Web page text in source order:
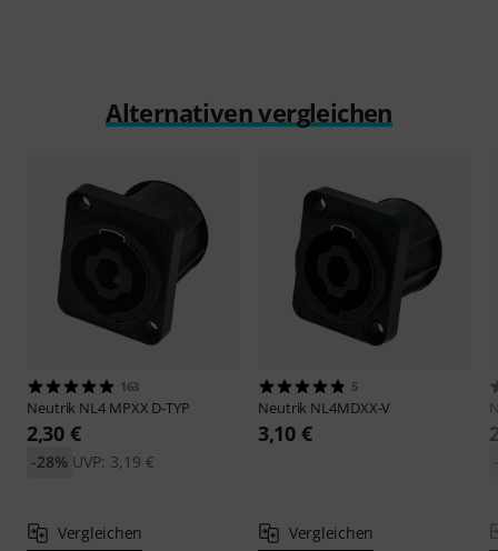
Alternativen vergleichen
163
Neutrik NL4 MPXX D-TYP
2,30 €
UVP: 3,19 €
-28%
Vergleichen
5
Neutrik NL4MDXX-V
3,10 €
Vergleichen